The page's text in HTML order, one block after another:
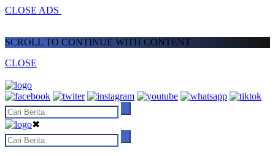
CLOSE ADS
SCROLL TO CONTINUE WITH CONTENT
CLOSE
✖